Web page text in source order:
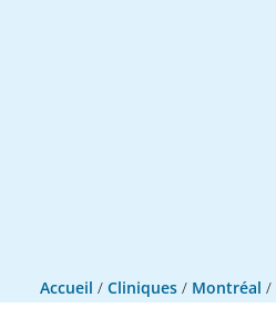
Accueil / Cliniques / Montréal /